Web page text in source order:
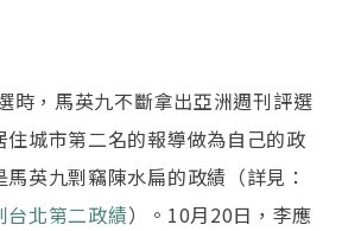
時，馬英九不斷拿出亞洲週刊評選
住城市第二名的報導做為自己的政
英九剽竊陳水扁的政績（詳見：
台北第二政績）。10月20日，李應